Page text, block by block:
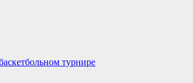
турнире